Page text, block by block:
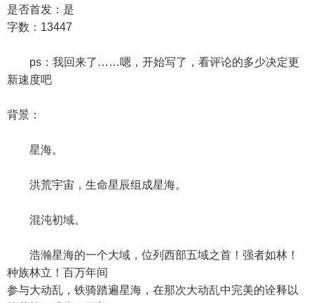
是否首发：是
字数：13447
ps：我回来了……嗯，开始写了，看评论的多少决定更
新速度吧
背景：
星海。
洪荒宇宙，生命星辰组成星海。
混沌初域。
浩瀚星海的一个大域，位列西部五域之首！强者如林！
种族林立！百万年间
参与大动乱，铁骑踏遍星海，在那次大动乱中完美的诠释以